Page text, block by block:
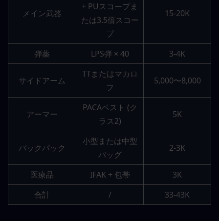
メイン武器
+ PUスコープま
たは3.5倍スコー
プ
15-20K
弾薬 LPS弾 × 40 3-4K
サイドアーム
TTまたはマカロ
フ
5,000〜8,000
アーマー
PACAベスト (ク
ラス2)
5K
バックパック
小型または中型
バッグ
2-3K
医療品 IFAK + 包帯
3K
合計
/ 33-43K